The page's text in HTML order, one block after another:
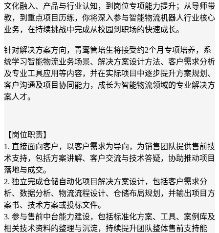
文化融入、产品与行业认知，到岗位专项能力提升；从导师带
教，到重点项目历练，你将深入参与智能物流机器人行业核心
业务，在持续挑战中完成从校园到职场的快速成长。
针对解决方案方向，青鸾管培生将接受约2个月专项培养，系
统学习智能物流业务场景、解决方案设计方法、客户需求分析
及专业工具应用等内容，并在实际项目中逐步提升方案规划、
客户沟通及项目协同能力，成长为智能物流领域的专业解决方
案人才。
【岗位职责】
1. 直接面向客户，以客户需求为导向，为销售团队提供售前技
术支持，包括方案讲解、客户交流与技术答疑，协助推动项目
落地与成交。
2. 独立完成仓储自动化项目解决方案设计，包括客户需求分
析、数据分析、物流流程设计、仓储布局规划，并输出项目方
案书、技术方案或投标文件。
3. 参与售前中台能力建设，包括标准化方案、工具、案例库及
相关技术资料的整理与沉淀，持续提升团队整体售前支持能